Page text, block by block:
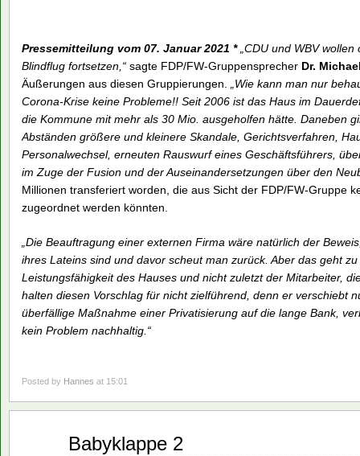
Pressemitteilung vom 07. Januar 2021 * „CDU und WBV
Blindflug fortsetzen,“ sagte FDP/FW-Gruppensprecher Dr.
Äußerungen aus diesen Gruppierungen.
„Wie kann man nur
Corona-Krise keine Probleme!! Seit 2006 ist das Haus im
die Kommune mit mehr als 30 Mio. ausgeholfen hätte. Daneben
Abständen größere und kleinere Skandale, Gerichtsverfahren,
Personalwechsel, erneuten Rauswurf eines Geschäftsführers,
im Zuge der Fusion und der Auseinandersetzungen über den
Millionen transferiert worden, die aus Sicht der FDP/FW-Gruppe
zugeordnet werden könnten.
„Die Beauftragung einer externen Firma wäre natürlich der
ihres Lateins sind und davor scheut man zurück. Aber das geht
Leistungsfähigkeit des Hauses und nicht zuletzt der Mitarbeiter,
halten diesen Vorschlag für nicht zielführend, denn er verschiebt
überfällige Maßnahme einer Privatisierung auf die lange Bank,
kein Problem nachhaltig.“
Posted by Hannes at 15:01
Babyklappe 2